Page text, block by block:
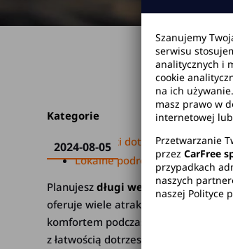
2024-08-05
Kategorie
Poradniki dotyczące wynajmu
Lokalne podróże
Planujeszdługi weekend w
oferuje wiele atrakcji. Zapewnią one
komfortem podczas podróży, warto
z łatwością dotrzesz do wszystkich
Szanujemy
serwisu
analitycznych i
cookie
na ich
masz prawo w
internetowej
Przetwarzanie
przez CarFree
przypadkach
naszych
naszej Polityce